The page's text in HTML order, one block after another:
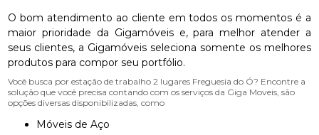
O bom atendimento ao cliente em todos os momentos é a
maior prioridade da Gigamóveis e, para melhor atender a
seus clientes, a Gigamóveis seleciona somente os melhores
produtos para compor seu portfólio.
Você busca por estação de trabalho 2 lugares Freguesia do Ó? Encontre a
solução que você precisa contando com os serviços da Giga Moveis, são
opções diversas disponibilizadas, como
Móveis de Aço